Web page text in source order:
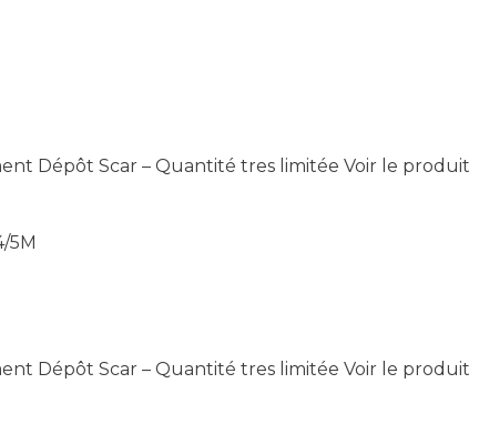
Dépôt Scar – Quantité tres limitée Voir le produit
5M
Dépôt Scar – Quantité tres limitée Voir le produit